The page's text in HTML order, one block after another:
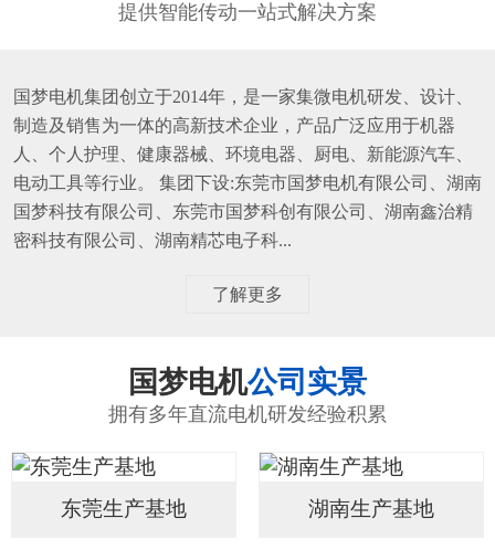
提供智能传动一站式解决方案
国梦电机集团创立于2014年，是一家集微电机研发、设计、
制造及销售为一体的高新技术企业，产品广泛应用于机器
人、个人护理、健康器械、环境电器、厨电、新能源汽车、
电动工具等行业。 集团下设:东莞市国梦电机有限公司、湖南
国梦科技有限公司、东莞市国梦科创有限公司、湖南鑫治精
密科技有限公司、湖南精芯电子科...
了解更多
国梦电机公司实景
拥有多年直流电机研发经验积累
东莞生产基地 湖南生产基地